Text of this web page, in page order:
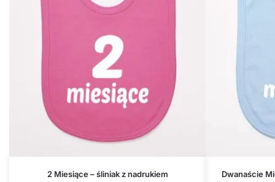
2 Miesiące – śliniak z nadrukiem Dwanaście